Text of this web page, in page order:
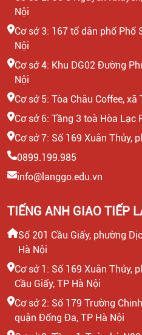
Nội
Cơ sở 3: 167 tổ dân phố Phố
Nội
Cơ sở 4: Khu DG02 Đường
Nội
Cơ sở 5: Tòa Châu Coffee, xã
Cơ sở 6: Tầng 3 toà Hòa Lạc
Cơ sở 7: Số 169 Xuân Thủy,
0899.199.985
info@langgo.edu.vn
TIẾNG ANH GIAO TIẾP
Số 201 Cầu Giấy, phường
Hà Nội
Cơ sở 1: Số 169 Xuân Thủy,
Cầu Giấy, TP Hà Nội
Cơ sở 2: Số 179 Trường
quận Đống Đa, TP Hà Nội